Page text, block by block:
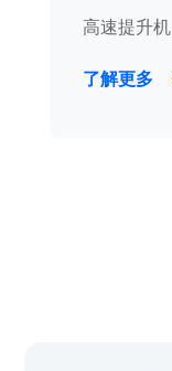
高速提升机
了解更多